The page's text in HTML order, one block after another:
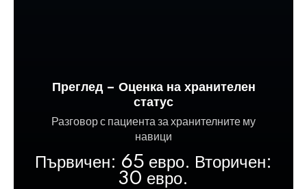
Преглед – Оценка на хранителен
статус
Разговор с пациента за хранителните му
навици
Първичен: 65 евро. Вторичен:
30 евро.